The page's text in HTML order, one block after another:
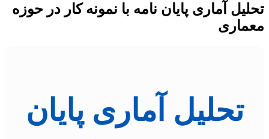
تحلیل آماری پایان نامه با نمونه کار در حوزه
معماری
تحلیل آماری پایان